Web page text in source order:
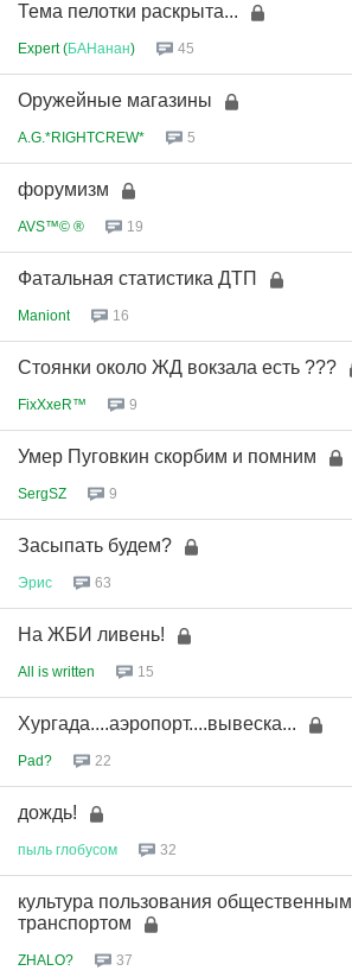
Тема пелотки раскрыта...
Expert (БАНанан) 45
Оружейные магазины
A.G.*RIGHTCREW* 5
форумизм
AVS™© ® 19
Фатальная статистика ДТП
Maniont 16
Стоянки около ЖД вокзала есть ???
FixXxeR™ 9
Умер Пуговкин скорбим и помним
SergSZ 9
Засыпать будем?
Эрис 63
На ЖБИ ливень!
All is written 15
Хургада....аэропорт....вывеска...
Pad? 22
дождь!
пыль глобусом 32
культура пользования общественным
транспортом
ZHALO? 37